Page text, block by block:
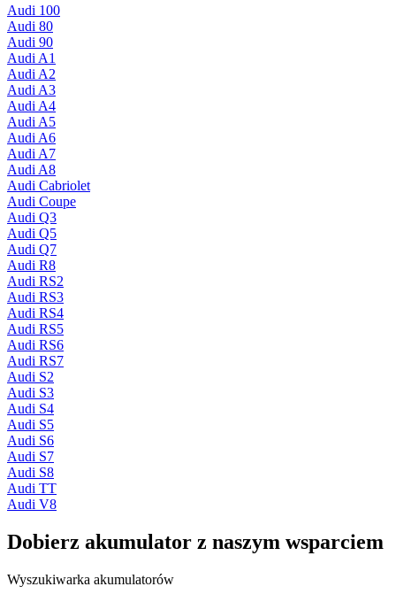
Audi 100
Audi 80
Audi 90
Audi A1
Audi A2
Audi A3
Audi A4
Audi A5
Audi A6
Audi A7
Audi A8
Audi Cabriolet
Audi Coupe
Audi Q3
Audi Q5
Audi Q7
Audi R8
Audi RS2
Audi RS3
Audi RS4
Audi RS5
Audi RS6
Audi RS7
Audi S2
Audi S3
Audi S4
Audi S5
Audi S6
Audi S7
Audi S8
Audi TT
Audi V8
Dobierz akumulator z naszym wsparciem
Wyszukiwarka akumulatorów